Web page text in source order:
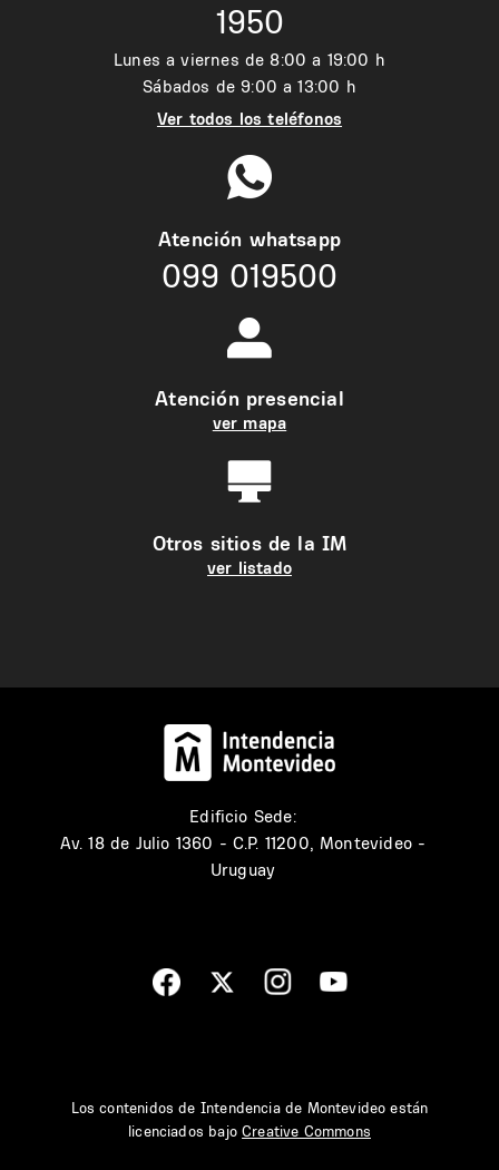
1950
Lunes a viernes de 8:00 a 19:00 h
Sábados de 9:00 a 13:00 h
Ver todos los teléfonos
Atención whatsapp
099 019500
Atención presencial
ver mapa
Otros sitios de la IM
ver listado
Edificio Sede:
Av. 18 de Julio 1360 - C.P. 11200, Montevideo -
Uruguay
Los contenidos de Intendencia de Montevideo están
licenciados bajoCreative Commons